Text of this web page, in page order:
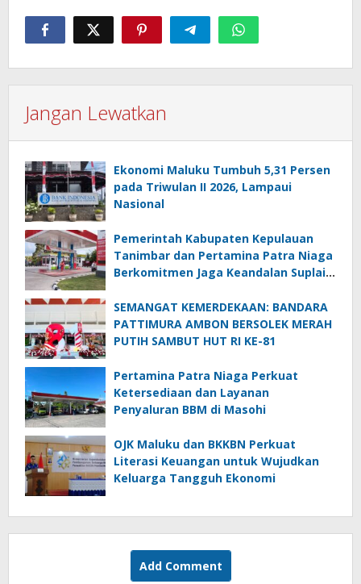
Jangan Lewatkan
Ekonomi Maluku Tumbuh 5,31 Persen
pada Triwulan II 2026, Lampaui
Nasional
Pemerintah Kabupaten Kepulauan
Tanimbar dan Pertamina Patra Niaga
Berkomitmen Jaga Keandalan Suplai
SEMANGAT KEMERDEKAAN: BANDARA
PATTIMURA AMBON BERSOLEK MERAH
PUTIH SAMBUT HUT RI KE-81
Pertamina Patra Niaga Perkuat
Ketersediaan dan Layanan
Penyaluran BBM di Masohi
OJK Maluku dan BKKBN Perkuat
Literasi Keuangan untuk Wujudkan
Keluarga Tangguh Ekonomi
Add Comment